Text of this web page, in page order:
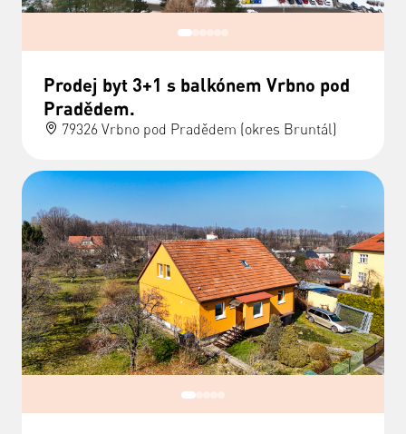
Prodej byt 3+1 s balkónem Vrbno pod
Pradědem.
79326 Vrbno pod Pradědem (okres Bruntál)